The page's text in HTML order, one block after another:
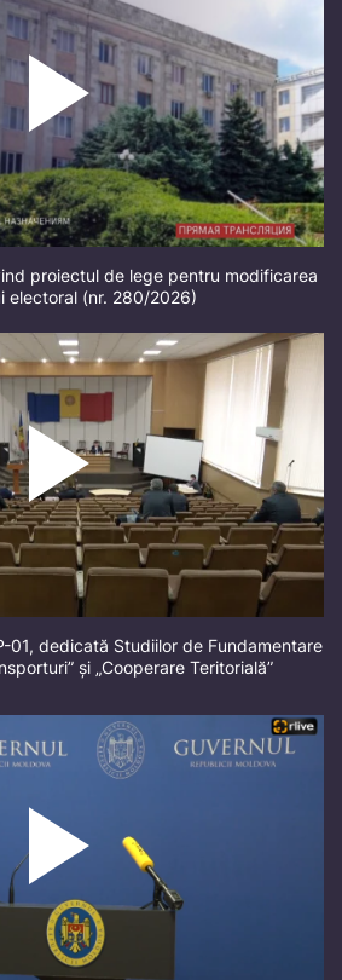
proiectul de lege pentru modificarea
electoral (nr. 280/2026)
01, dedicată Studiilor de Fundamentare
și „Cooperare Teritorială”